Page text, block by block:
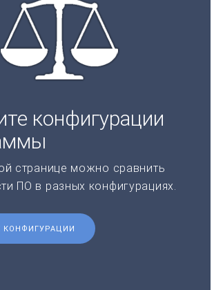
конфигурации
странице можно сравнить
ПО в разных конфигурациях.
КОНФИГУРАЦИИ